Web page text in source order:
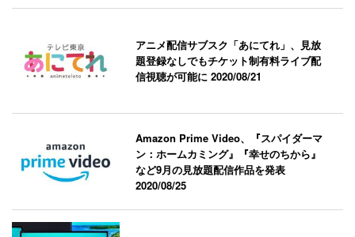
アニメ配信サブスク「あにてれ」、見放
題登録なしでもチケット制有料ライブ配
信視聴が可能に2020/08/21
Amazon Prime Video、『スパイダーマ
ン：ホームカミング』『幸せのちから』
など9月の見放題配信作品を発表
2020/08/25